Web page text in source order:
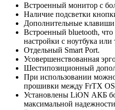
Встроенный монитор с
Наличие подсветки
Дополнительные
Встроенный bluetooth,
настройки с ноутбука или
Отдельный Smart Port.
Усовершенствованная
Шестипозиционный
При использовании
прошивки между FrTX
Установлены LiON АКБ
максимальной